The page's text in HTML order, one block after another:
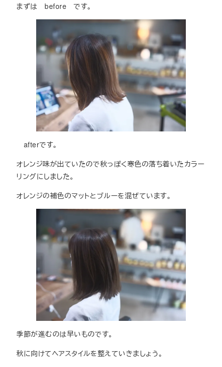
まずは before です。
afterです。
オレンジ味が出ていたので秋っぽく寒色の落ち着いたカラー
リングにしました。
オレンジの補色のマットとブルーを混ぜています。
季節が進むのは早いものです。
秋に向けてヘアスタイルを整えていきましょう。